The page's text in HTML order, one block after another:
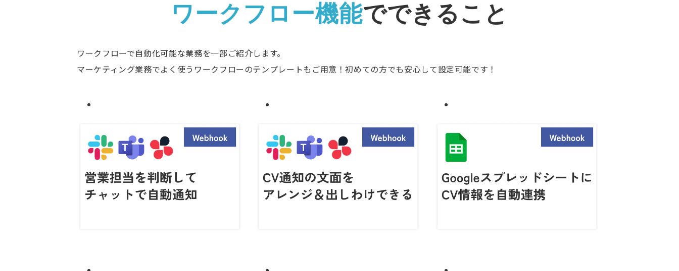
ワークフロー機能でできること
ワークフローで自動化可能な業務を一部ご紹介します。
マーケティング業務でよく使うワークフローのテンプレートもご用意！初めての方でも安心して設定可能です！